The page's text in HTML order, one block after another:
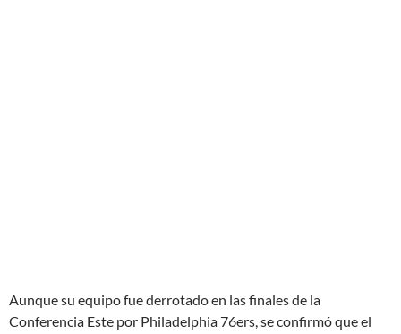
Aunque su equipo fue derrotado en las finales de la
Conferencia Este por Philadelphia 76ers, se confirmó que el